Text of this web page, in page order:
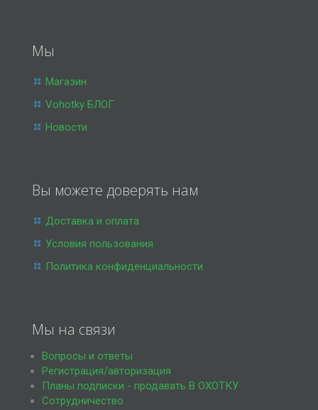
Мы
Магазин
Vohotky БЛОГ
Новости
Вы можете доверять нам
Доставка и оплата
Условия пользования
Политика конфиденциальности
Мы на связи
Вопросы и ответы
Регистрация/авторизация
Планы подписки - продавать В ОХОТКУ
Сотрудничество